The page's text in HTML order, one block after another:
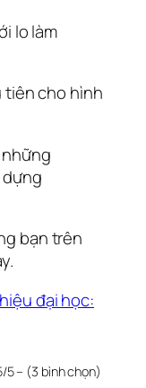
lo làm
tiên cho hình
bạn trên
đại học:
5 – (3 bình chọn)